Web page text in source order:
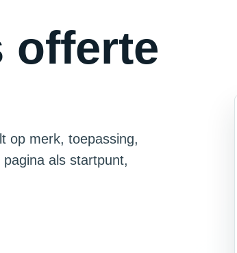
offerte
op merk, toepassing,
als startpunt,